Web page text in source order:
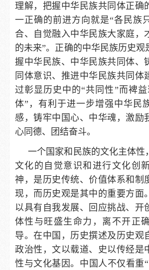
理解，把握中华民族共同体正确
一正确的前进方向就是“各民族
合、自觉融入中华民族大家庭，
的未来”。正确的中华民族历史观
握中华民族、中华民族共同体、
同体意识、推进中华民族共同体
过彰显历史中的“共同性”而裨
体”，有利于进一步增强中华民
感，铸牢中国心、中华魂，激励
心同德、团结奋斗。
一个国家和民族的文化主体性
文化的自觉意识和进行文化创
神，是历史传统、价值体系和制
现，而历史观是其中的重要方面
以具有自我发展、回应挑战、开
体性与旺盛生命力，离不开正
导。在中国，历史撰述及历史观
政治性，文以载道、史以传经是
性与文化基因。中国人不仅看重